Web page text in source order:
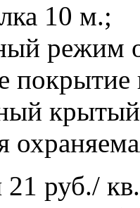
10 м.;
режим
покрытие
руб./